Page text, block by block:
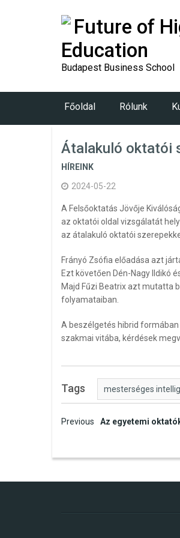
Future of
Education
Budapest Business School
Főoldal Rólunk
Átalakuló oktatói
HÍREINK
2024-05-22
A Felsőoktatás Jövője
az oktatói oldal vizsgálatát
az átalakuló oktatói
Frányó Zsófia előadása azt
Ezt követően Dén-Nagy Ildikó
Majd Fűzi Beatrix azt mutatta
folyamataiban.
A beszélgetés hibrid
szakmai vitába, kérdések
Tags mesterséges
Post
Previous Az egyetemi